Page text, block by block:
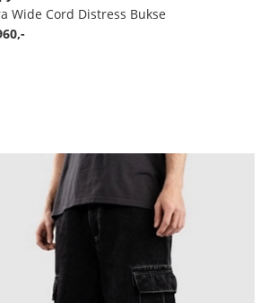
Wide Cord Distress Bukse